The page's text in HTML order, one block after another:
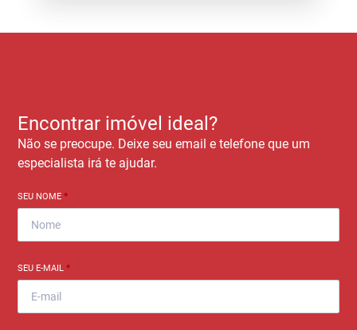
Encontrar imóvel ideal?
Não se preocupe. Deixe seu email e telefone que um
especialista irá te ajudar.
SEU NOME*
SEU E-MAIL*